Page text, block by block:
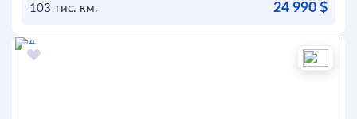
лізинг.
103 тис. км. 24 990 $
ОСТАВИТЬ ЗАЯВКУ